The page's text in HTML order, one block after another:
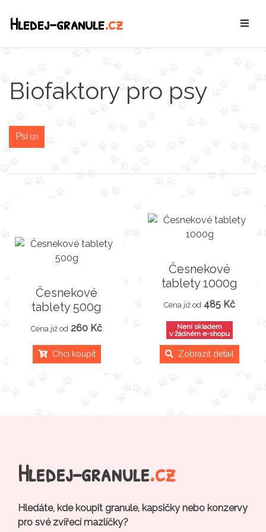
Hledej-granule.cz
Biofaktory pro psy
Psi (2)
Česnekové
tablety 500g
Cena již od 260 Kč
Chci koupit
Česnekové
tablety 1000g
Cena již od 485 Kč
Není skladem
v žádném e-shopu
Zobrazit detail
Hledej-granule.cz
Hledáte, kde koupit granule, kapsičky nebo konzervy
pro své zvířecí mazlíčky?